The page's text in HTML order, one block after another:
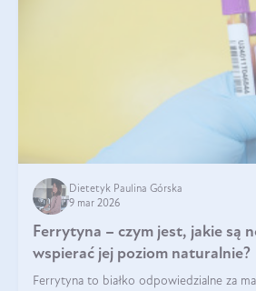
Dietetyk Paulina Górska
9 mar 2026
Ferrytyna – czym jest, jakie są
wspierać jej poziom naturalnie?
Ferrytyna to białko odpowiedzialne za